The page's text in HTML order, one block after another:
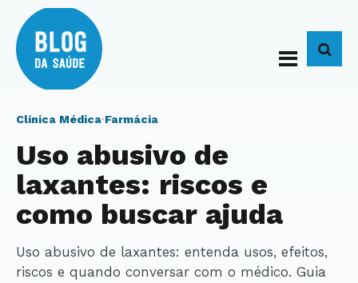
Clínica Médica·Farmácia
Uso abusivo de
laxantes: riscos e
como buscar ajuda
Uso abusivo de laxantes: entenda usos, efeitos,
riscos e quando conversar com o médico. Guia